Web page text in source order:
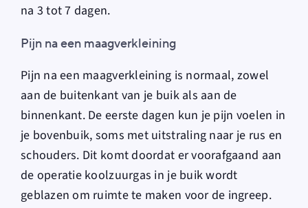
na 3 tot 7 dagen.
Pijn na een maagverkleining
Pijn na een maagverkleining is normaal, zowel
aan de buitenkant van je buik als aan de
binnenkant. De eerste dagen kun je pijn voelen in
je bovenbuik, soms met uitstraling naar je rus en
schouders. Dit komt doordat er voorafgaand aan
de operatie koolzuurgas in je buik wordt
geblazen om ruimte te maken voor de ingreep.